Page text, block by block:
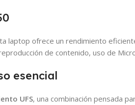
laptop ofrece un rendimiento
de contenido, uso de
esencial
UFS, una combinación pensada